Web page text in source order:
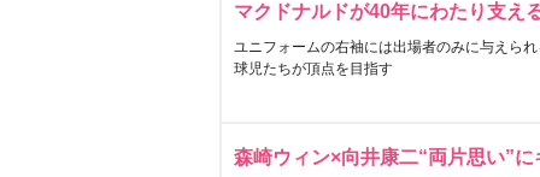
マクドナルドが40年にわたり支え
ユニフォームの右袖には出場者のみに与えら
球児たちが頂点を目指す
森崎ウィン×向井康二“両片思い”